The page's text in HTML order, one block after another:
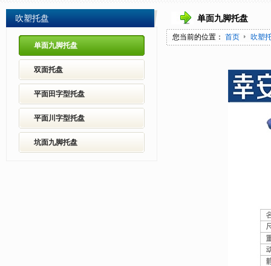
吹塑托盘
单面九脚托盘
双面托盘
平面田字型托盘
平面川字型托盘
坑面九脚托盘
单面九脚托盘
您当前的位置： 首页 吹塑